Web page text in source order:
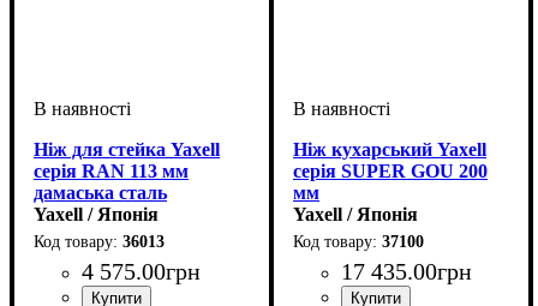
Ніж для стейка Yaxell
серія RAN 113 мм
дамаська сталь
Yaxell / Японія
36013
4 575.00грн
Ніж кухарський Yaxell
серія SUPER GOU 200
мм
Yaxell / Японія
37100
17 435.00грн